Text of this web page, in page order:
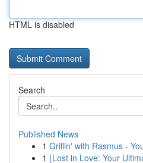
HTML is disabled
Search
Published News
1 Grillin' with Rasmus -
1 {Lost in Love: Your